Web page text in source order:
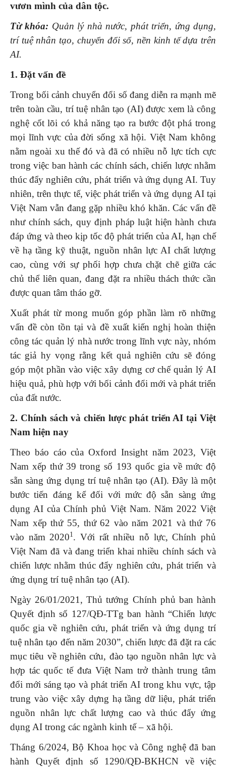
vươn mình của dân tộc.
Từ khóa: Quản lý nhà nước, phát triển, ứng dụng,
trí tuệ nhân tạo, chuyển đổi số, nền kinh tế dựa trên
AI.
1. Đặt vấn đề
Trong bối cảnh chuyển đổi số đang diễn ra mạnh mẽ
trên toàn cầu, trí tuệ nhân tạo (AI) được xem là công
nghệ cốt lõi có khả năng tạo ra bước đột phá trong
mọi lĩnh vực của đời sống xã hội. Việt Nam không
nằm ngoài xu thế đó và đã có nhiều nỗ lực tích cực
trong việc ban hành các chính sách, chiến lược nhằm
thúc đẩy nghiên cứu, phát triển và ứng dụng AI. Tuy
nhiên, trên thực tế, việc phát triển và ứng dụng AI tại
Việt Nam vẫn đang gặp nhiều khó khăn. Các vấn đề
như chính sách, quy định pháp luật hiện hành chưa
đáp ứng và theo kịp tốc độ phát triển của AI, hạn chế
về hạ tầng kỹ thuật, nguồn nhân lực AI chất lượng
cao, cùng với sự phối hợp chưa chặt chẽ giữa các
chủ thể liên quan, đang đặt ra nhiều thách thức cần
được quan tâm tháo gỡ.
Xuất phát từ mong muốn góp phần làm rõ những
vấn đề còn tồn tại và đề xuất kiến nghị hoàn thiện
công tác quản lý nhà nước trong lĩnh vực này, nhóm
tác giả hy vọng rằng kết quả nghiên cứu sẽ đóng
góp một phần vào việc xây dựng cơ chế quản lý AI
hiệu quả, phù hợp với bối cảnh đổi mới và phát triển
của đất nước.
2. Chính sách và chiến lược phát triển AI tại Việt
Nam hiện nay
Theo báo cáo của Oxford Insight năm 2023, Việt
Nam xếp thứ 39 trong số 193 quốc gia về mức độ
sẵn sàng ứng dụng trí tuệ nhân tạo (AI). Đây là một
bước tiến đáng kể đối với mức độ sẵn sàng ứng
dụng AI của Chính phủ Việt Nam. Năm 2022 Việt
Nam xếp thứ 55, thứ 62 vào năm 2021 và thứ 76
vào năm 20201. Với rất nhiều nỗ lực, Chính phủ
Việt Nam đã và đang triển khai nhiều chính sách và
chiến lược nhằm thúc đẩy nghiên cứu, phát triển và
ứng dụng trí tuệ nhân tạo (AI).
Ngày 26/01/2021, Thủ tướng Chính phủ ban hành
Quyết định số 127/QĐ-TTg ban hành “Chiến lược
quốc gia về nghiên cứu, phát triển và ứng dụng trí
tuệ nhân tạo đến năm 2030”, chiến lược đã đặt ra các
mục tiêu về nghiên cứu, đào tạo nguồn nhân lực và
hợp tác quốc tế đưa Việt Nam trở thành trung tâm
đổi mới sáng tạo và phát triển AI trong khu vực, tập
trung vào việc xây dựng hạ tầng dữ liệu, phát triển
nguồn nhân lực chất lượng cao và thúc đẩy ứng
dụng AI trong các ngành kinh tế – xã hội.
Tháng 6/2024, Bộ Khoa học và Công nghệ đã ban
hành Quyết định số 1290/QĐ-BKHCN về việc